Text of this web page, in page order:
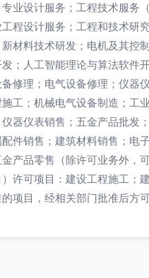
业设计服务；工程技术服务
程设计服务；工程和技术研
材料技术研发；电机及其控
；人工智能理论与算法软件
修理；电气设备修理；仪器
工；机械电气设备制造；工
器仪表销售；五金产品批发
件销售；建筑材料销售；电
产品零售（除许可业务外，
许可项目：建设工程施工；
的项目，经相关部门批准后方